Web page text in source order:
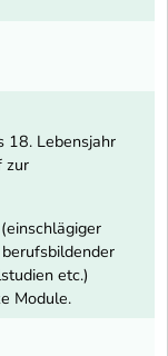
18. Lebensjahr
zur
etc.)
Module.